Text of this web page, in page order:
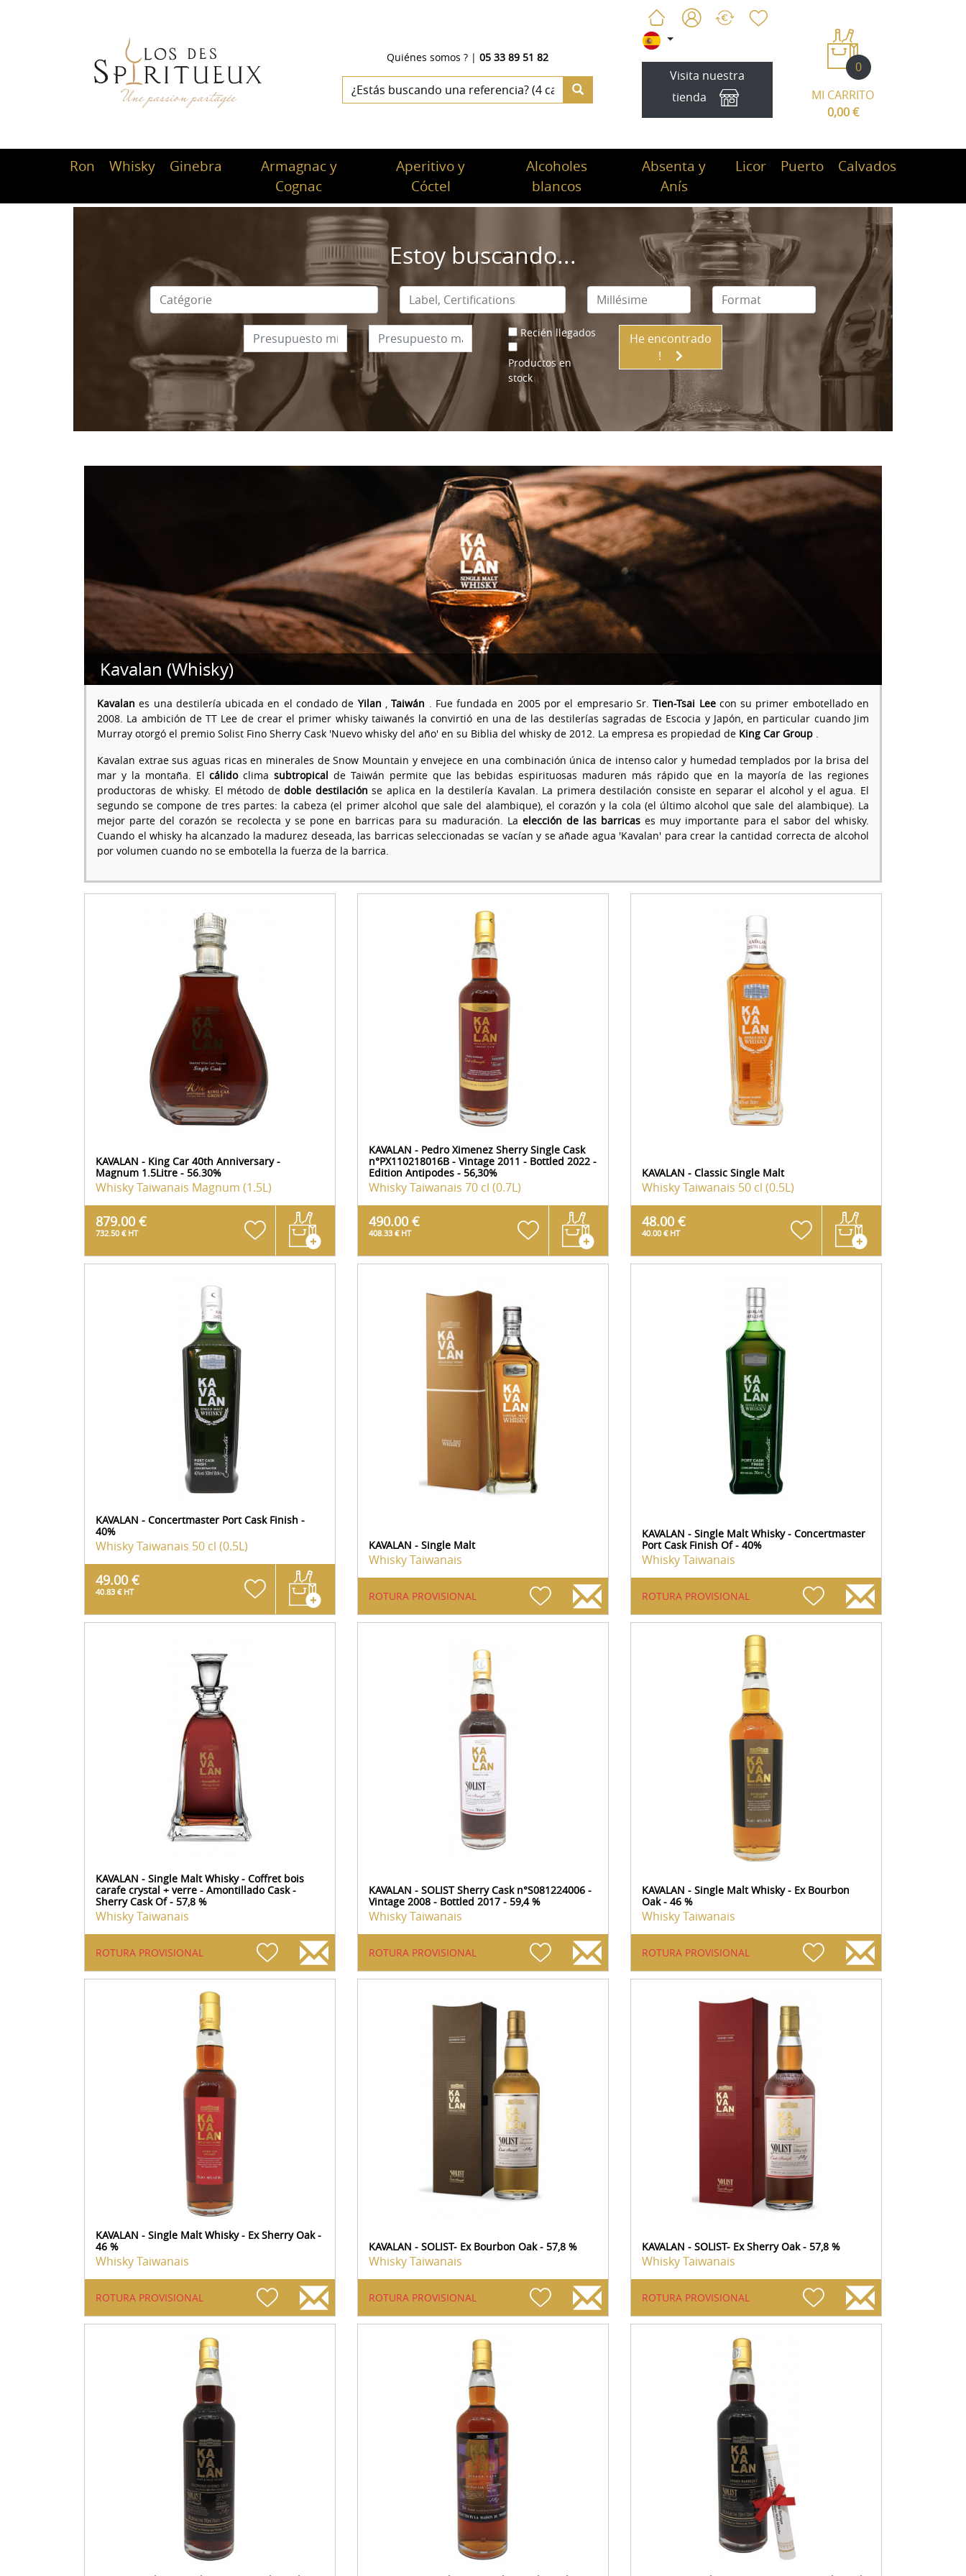
Visita nuestra
tienda
0
MI CARRITO
0,00 €
Quiénes somos ?| 05 33 89 51 82
Ron Whisky Ginebra
Armagnac y
Cognac
Aperitivo y
Cóctel
Alcoholes
blancos
Absenta y
Anís
Licor Puerto Calvados
Estoy buscando...
Recién llegados
Productos en
stock
He encontrado
!
Kavalan (Whisky)
Kavalan es una destilería ubicada en el condado de Yilan ,Taiwán . Fue fundada en 2005 por el empresario Sr.Tien-Tsai Leecon su primer embotellado en
2008. La ambición de TT Lee de crear el primer whisky taiwanés la convirtió en una de las destilerías sagradas de Escocia y Japón, en particular cuando Jim
Murray otorgó el premio Solist Fino Sherry Cask 'Nuevo whisky del año' en su Biblia del whisky de 2012. La empresa es propiedad de King Car Group .
Kavalan extrae sus aguas ricas en minerales de Snow Mountain y envejece en una combinación única de intenso calor y humedad templados por la brisa del
mar y la montaña. Elcálidoclimasubtropical de Taiwán permite que las bebidas espirituosas maduren más rápido que en la mayoría de las regiones
productoras de whisky. El método dedoble destilación se aplica en la destilería Kavalan. La primera destilación consiste en separar el alcohol y el agua. El
segundo se compone de tres partes: la cabeza (el primer alcohol que sale del alambique), el corazón y la cola (el último alcohol que sale del alambique). La
mejor parte del corazón se recolecta y se pone en barricas para su maduración. La elección de las barricas es muy importante para el sabor del whisky.
Cuando el whisky ha alcanzado la madurez deseada, las barricas seleccionadas se vacían y se añade agua 'Kavalan' para crear la cantidad correcta de alcohol
por volumen cuando no se embotella la fuerza de la barrica.
KAVALAN - King Car 40th Anniversary -
Magnum 1.5Litre - 56.30%
Whisky Taiwanais Magnum (1.5L)
879.00 €
732.50 € HT
KAVALAN - Pedro Ximenez Sherry Single Cask
n°PX110218016B - Vintage 2011 - Bottled 2022 -
Edition Antipodes - 56,30%
Whisky Taiwanais 70 cl (0.7L)
490.00 €
408.33 € HT
KAVALAN - Classic Single Malt
Whisky Taiwanais 50 cl (0.5L)
48.00 €
40.00 € HT
KAVALAN - Concertmaster Port Cask Finish -
40%
Whisky Taiwanais 50 cl (0.5L)
49.00 €
40.83 € HT
KAVALAN - Single Malt
Whisky Taiwanais
ROTURA PROVISIONAL
KAVALAN - Single Malt Whisky - Concertmaster
Port Cask Finish Of - 40%
Whisky Taiwanais
ROTURA PROVISIONAL
KAVALAN - Single Malt Whisky - Coffret bois
carafe crystal + verre - Amontillado Cask -
Sherry Cask Of - 57,8 %
Whisky Taiwanais
ROTURA PROVISIONAL
KAVALAN - SOLIST Sherry Cask n°S081224006 -
Vintage 2008 - Bottled 2017 - 59,4 %
Whisky Taiwanais
ROTURA PROVISIONAL
KAVALAN - Single Malt Whisky - Ex Bourbon
Oak - 46 %
Whisky Taiwanais
ROTURA PROVISIONAL
KAVALAN - Single Malt Whisky - Ex Sherry Oak -
46 %
Whisky Taiwanais
ROTURA PROVISIONAL
KAVALAN - SOLIST- Ex Bourbon Oak - 57,8 %
Whisky Taiwanais
ROTURA PROVISIONAL
KAVALAN - SOLIST- Ex Sherry Oak - 57,8 %
Whisky Taiwanais
ROTURA PROVISIONAL